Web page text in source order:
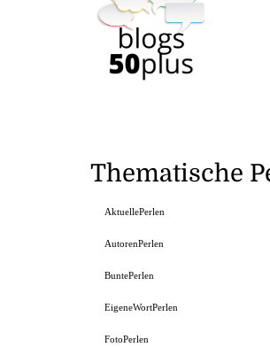
Thematische
AktuellePerlen
AutorenPerlen
BuntePerlen
EigeneWortPerlen
FotoPerlen